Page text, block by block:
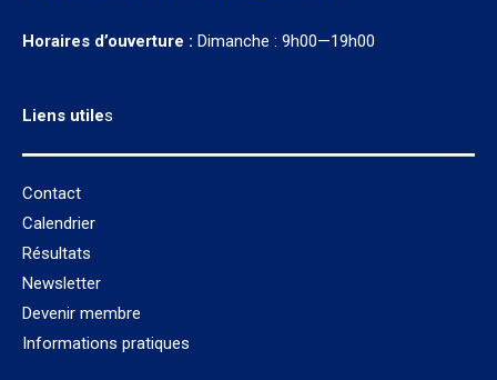
Horaires d’ouverture : Dimanche : 9h00—19h00
Liens utiles
Contact
Calendrier
Résultats
Newsletter
Devenir membre
Informations pratiques